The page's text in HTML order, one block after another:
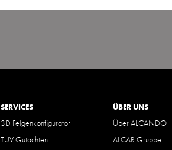
SERVICES
3D Felgenkonfigurator
TÜV Gutachten
ÜBER UNS
Über ALCANDO
ALCAR Gruppe